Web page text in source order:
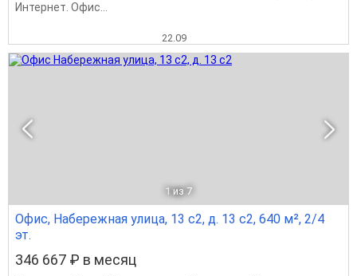
Интернет. Офис...
22.09
1 из 7
Офис, Набережная улица, 13 с2, д. 13 с2, 640 м², 2/4
эт.
346 667 ₽ в месяц